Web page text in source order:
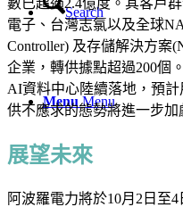
Search
Menu Menu
數已超過2.4億度。其客戶
電子、台灣志氯以及全球
Controller) 及存儲解決方案
企業，轉供據點超過200個
AI資料中心陸續落地，預
供不應求的態勢將進一步加
展望未來
阿波羅電力將於10月2日至